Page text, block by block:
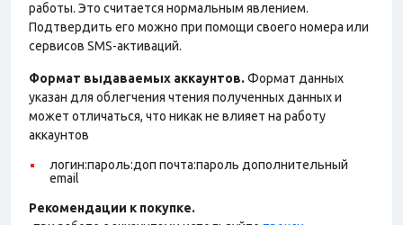
работы. Это считается нормальным явлением.
Подтвердить его можно при помощи своего номера или
сервисов SMS-активаций.
Формат выдаваемых аккаунтов. Формат данных
указан для облегчения чтения полученных данных и
может отличаться, что никак не влияет на работу
аккаунтов
логин:пароль:доп почта:пароль дополнительный
email
Рекомендации к покупке.